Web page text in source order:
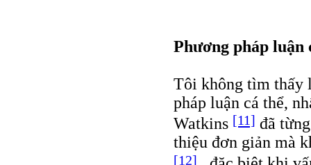
Phương pháp luận
Tôi không tìm thấy
pháp luận cá thể,
Watkins [11] đã
thiệu đơn giản mà
[12]